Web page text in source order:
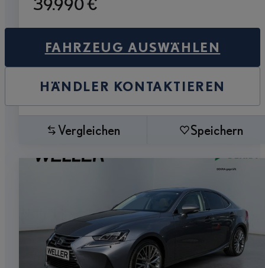
FAHRZEUG AUSWÄHLEN
HÄNDLER KONTAKTIEREN
Vergleichen Speichern